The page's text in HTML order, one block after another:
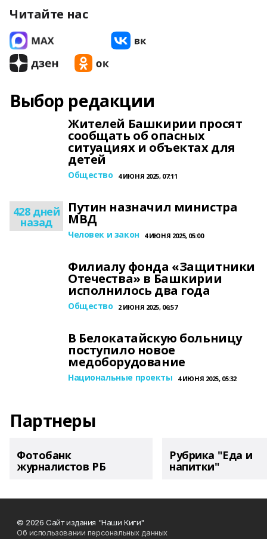
Читайте нас
Выбор редакции
Жителей Башкирии просят
сообщать об опасных
ситуациях и объектах для
детей
Общество 4 ИЮНЯ 2025, 07:11
428 дней
назад
Путин назначил министра
МВД
Человек и закон 4 ИЮНЯ 2025, 05:00
Филиалу фонда «Защитники
Отечества» в Башкирии
исполнилось два года
Общество 2 ИЮНЯ 2025, 06:57
В Белокатайскую больницу
поступило новое
медоборудование
Национальные проекты 4 ИЮНЯ 2025, 05:32
Партнеры
Фотобанк
журналистов РБ
Рубрика "Еда и
напитки"
© 2026 Сайт издания "Наши Киги"
Об использовании персональных данных